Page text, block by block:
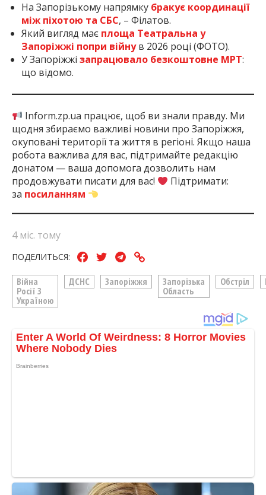
На Запорізькому напрямку бракує координації
між піхотою та СБС, – Філатов.
Який вигляд має площа Театральна у
Запоріжжі попри війнув 2026 році (ФОТО).
У Запоріжжі запрацювало безкоштовне МРТ:
що відомо.
Inform.zp.ua працює, щоб ви знали правду. Ми
щодня збираємо важливі новини про Запоріжжя,
окуповані території та життя в регіоні. Якщо наша
робота важлива для вас, підтримайте редакцію
донатом — ваша допомога дозволить нам
продовжувати писати для вас!
Підтримати:
за посиланням
4 міс. тому
ПОДЕЛИТЬСЯ:
Війна
Росії З
Україною
ДСНС Запоріжжя
Запорізька
Область
Обстріл